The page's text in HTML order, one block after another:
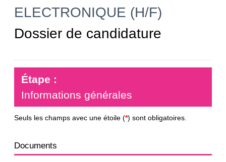
ELECTRONIQUE (H/F)
Dossier de candidature
Étape :
Informations générales
Seuls les champs avec une étoile (*) sont obligatoires.
Documents